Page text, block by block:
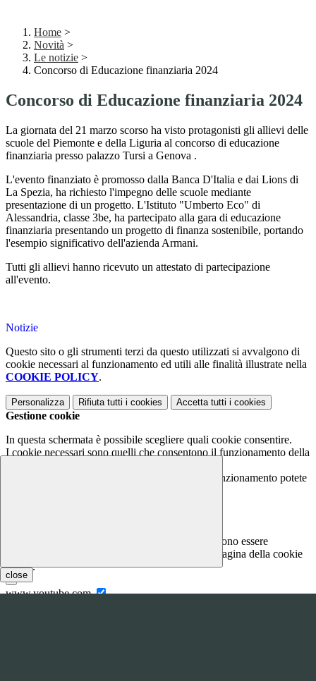
close
Home >
Novità >
Le notizie >
Concorso di Educazione finanziaria 2024
Concorso di Educazione finanziaria 2024
La giornata del 21 marzo scorso ha visto protagonisti gli allievi delle
scuole del Piemonte e della Liguria al concorso di educazione
finanziaria presso palazzo Tursi a Genova .
L'evento finanziato è promosso dalla Banca D'Italia e dai Lions di
La Spezia, ha richiesto l'impegno delle scuole mediante
presentazione di un progetto. L'Istituto "Umberto Eco" di
Alessandria, classe 3be, ha partecipato alla gara di educazione
finanziaria presentando un progetto di finanza sostenibile, portando
l'esempio significativo dell'azienda Armani.
Tutti gli allievi hanno ricevuto un attestato di partecipazione
all'evento.
Notizie
Questo sito o gli strumenti terzi da questo utilizzati si avvalgono di
cookie necessari al funzionamento ed utili alle finalità illustrate nella
COOKIE POLICY.
Personalizza Rifiuta tutti i cookies Accetta tutti i cookies
Gestione cookie
In questa schermata è possibile scegliere quali cookie consentire.
I cookie necessari sono quelli che consentono il funzionamento della
Per conoscere quali sono i cookie necessari al funzionamento potete
I cookie necessari per il funzionamento non possono essere
disabilitati. È possibile consultare l'elenco nella pagina della cookie
policy.
www.youtube.com